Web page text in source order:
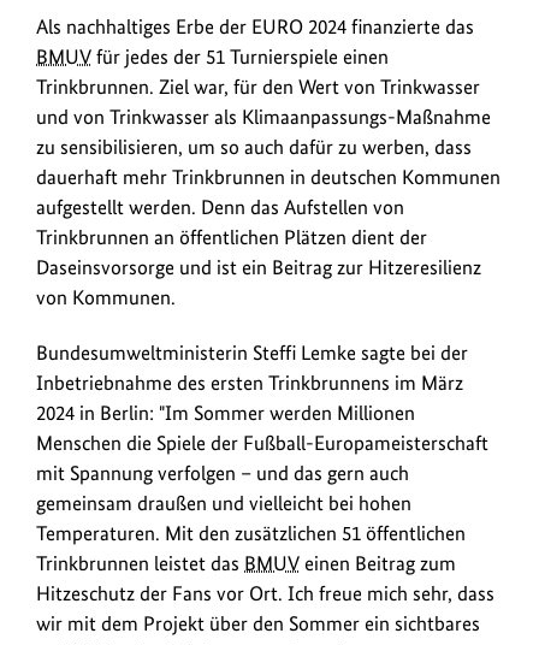
Als nachhaltiges Erbe der EURO 2024 finanzierte das
BMUV für jedes der 51 Turnierspiele einen
Trinkbrunnen. Ziel war, für den Wert von Trinkwasser
und von Trinkwasser als Klimaanpassungs-Maßnahme
zu sensibilisieren, um so auch dafür zu werben, dass
dauerhaft mehr Trinkbrunnen in deutschen Kommunen
aufgestellt werden. Denn das Aufstellen von
Trinkbrunnen an öffentlichen Plätzen dient der
Daseinsvorsorge und ist ein Beitrag zur Hitzeresilienz
von Kommunen.
Bundesumweltministerin Steffi Lemke sagte bei der
Inbetriebnahme des ersten Trinkbrunnens im März
2024 in Berlin: "Im Sommer werden Millionen
Menschen die Spiele der Fußball-Europameisterschaft
mit Spannung verfolgen – und das gern auch
gemeinsam draußen und vielleicht bei hohen
Temperaturen. Mit den zusätzlichen 51 öffentlichen
Trinkbrunnen leistet das BMUV einen Beitrag zum
Hitzeschutz der Fans vor Ort. Ich freue mich sehr, dass
wir mit dem Projekt über den Sommer ein sichtbares